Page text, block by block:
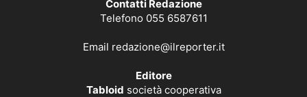
Contatti Redazione
Telefono 055 6587611
Email redazione@ilreporter.it
Editore
Tabloid società cooperativa